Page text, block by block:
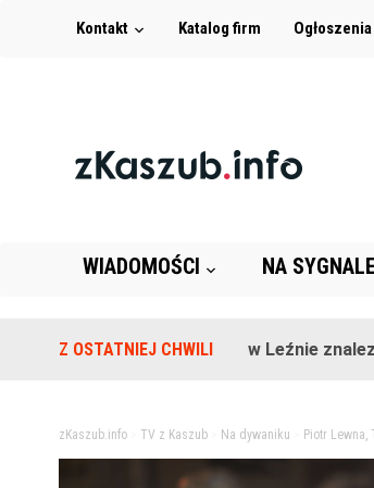
Kontakt Katalog firm Ogłoszenia
WIADOMOŚCI NA SYGNALE
Z OSTATNIEJ CHWILI
Na terenie szkoły w Leźnie znaleziono
zKaszub.info> TV z Kaszub> Na dywaniku Piotr Lewna,